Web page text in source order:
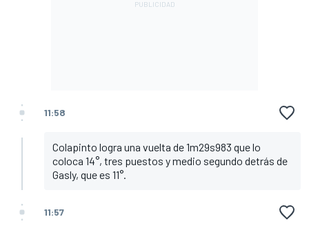
11:58
Colapinto logra una vuelta de 1m29s983 que lo
coloca 14°, tres puestos y medio segundo detrás de
Gasly, que es 11°.
11:57